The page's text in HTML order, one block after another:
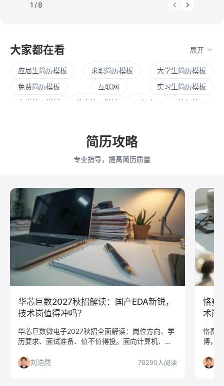
1 /8
大家都在看 展开
应届生简历模板 求职简历模板
大学生简历模板
免费简历模板
互联网
实习生简历模板
留学简历模板
英文简历模板 暑期实习
校招简历
考研复试 简历范文
运营简历模板
测试
大数据 UI/UX
平面设计/美工
人力资源
会展策划 医疗/健康
品牌公关
算法工程师
快消 JavaScript
.NET工程师
C#工程师
网络安全 数据分析
嵌入式
市场/营销
采购贸易 商务拓展 外贸
销售
SEO/SEM 新媒体
清华大学
武汉大学
中山大学
对外经贸大学
香港大学
四川大学 南开大学
南京大学
吉林大学
中南大学 深圳大学
暨南大学
金融
文化/传媒
房地产
简历攻略
专业指导，提高简历质量
华芯巨数2027秋招解读：国产EDA新锐，
技术岗值得冲吗？
华芯巨数微电子2027秋招全面解读：岗位方向、学
历要求、面试准备、值不值得投。面向计算机、微
州/上海。
刘浩然 76290人阅读
恪赛
术岗
恪赛
博，
帮你